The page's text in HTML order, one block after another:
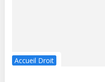
Accueil Droit